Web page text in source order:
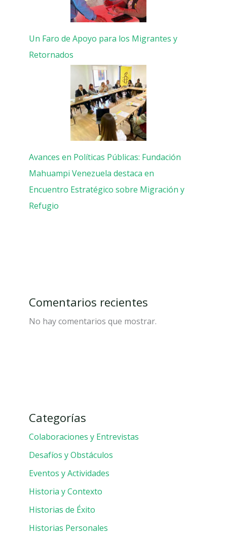
Un Faro de Apoyo para los Migrantes y
Retornados
Avances en Políticas Públicas: Fundación
Mahuampi Venezuela destaca en
Encuentro Estratégico sobre Migración y
Refugio
Comentarios recientes
No hay comentarios que mostrar.
Categorías
Colaboraciones y Entrevistas
Desafíos y Obstáculos
Eventos y Actividades
Historia y Contexto
Historias de Éxito
Historias Personales